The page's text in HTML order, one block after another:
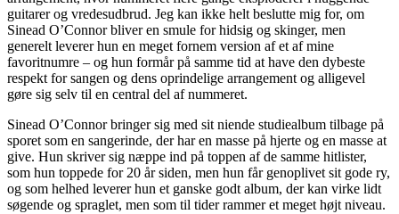
guitarer og vredesudbrud. Jeg kan ikke helt beslutte mig for, om
Sinead O’Connor bliver en smule for hidsig og skinger, men
generelt leverer hun en meget fornem version af et af mine
favoritnumre – og hun formår på samme tid at have den dybeste
respekt for sangen og dens oprindelige arrangement og alligevel
gøre sig selv til en central del af nummeret.
Sinead O’Connor bringer sig med sit niende studiealbum tilbage på
sporet som en sangerinde, der har en masse på hjerte og en masse at
give. Hun skriver sig næppe ind på toppen af de samme hitlister,
som hun toppede for 20 år siden, men hun får genoplivet sit gode ry,
og som helhed leverer hun et ganske godt album, der kan virke lidt
søgende og spraglet, men som til tider rammer et meget højt niveau.